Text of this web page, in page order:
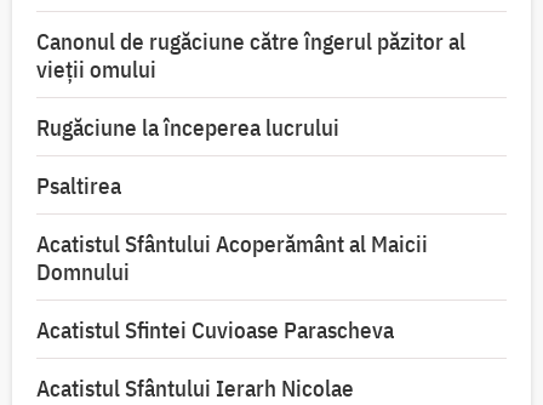
Canonul de rugăciune către îngerul păzitor al
vieții omului
Rugăciune la începerea lucrului
Psaltirea
Acatistul Sfântului Acoperământ al Maicii
Domnului
Acatistul Sfintei Cuvioase Parascheva
Acatistul Sfântului Ierarh Nicolae